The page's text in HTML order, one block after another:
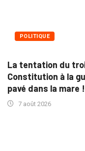
POLITIQUE
La tentation du
Constitution à la
pavé dans la mare !
7 août 2026